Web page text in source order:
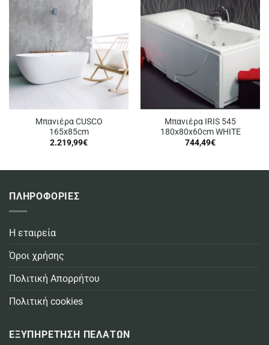
Μπανιέρα CUSCO
165x85cm
2.219,99€
Μπανιέρα IRIS 545
180x80x60cm WHITE
744,49€
ΠΛΗΡΟΦΟΡΙΕΣ
Η εταιρεία
Όροι χρήσης
Πολιτική Απορρήτου
Πολιτική cookies
ΕΞΥΠΗΡΕΤΗΣΗ ΠΕΛΑΤΩΝ